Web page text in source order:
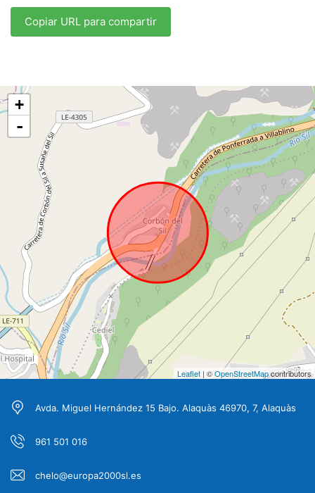
Copiar URL para compartir
+
-
Leaflet | ©OpenStreetMapcontributors
Avda. Miguel Hernández 15 Bajo. Alaquàs 46970, 7, Alaquàs
961 501 016
chelo@europa2000sl.es